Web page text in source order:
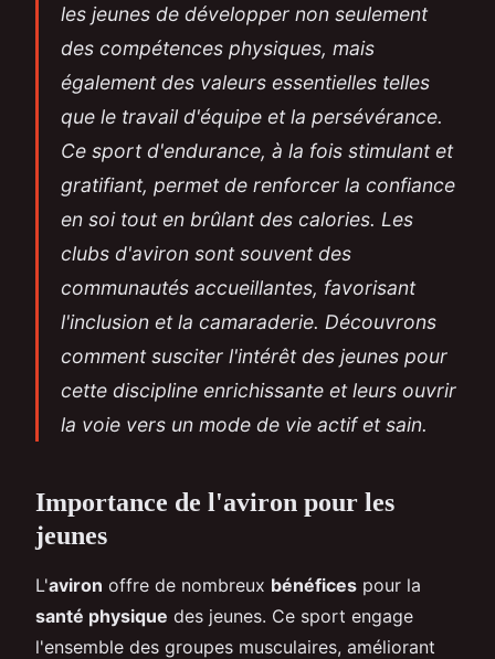
les jeunes de développer non seulement
des compétences physiques, mais
également des valeurs essentielles telles
que le travail d'équipe et la persévérance.
Ce sport d'endurance, à la fois stimulant et
gratifiant, permet de renforcer la confiance
en soi tout en brûlant des calories. Les
clubs d'aviron sont souvent des
communautés accueillantes, favorisant
l'inclusion et la camaraderie. Découvrons
comment susciter l'intérêt des jeunes pour
cette discipline enrichissante et leurs ouvrir
la voie vers un mode de vie actif et sain.
Importance de l'aviron pour les
jeunes
L'aviron offre de nombreux bénéfices pour la
santé physique des jeunes. Ce sport engage
l'ensemble des groupes musculaires, améliorant